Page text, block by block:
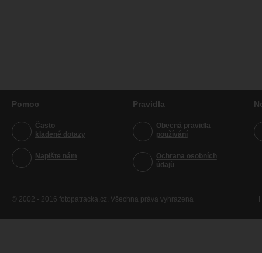
Pomoc
Často
kladené dotazy
Napište nám
Pravidla
Obecná pravidla
používání
Ochrana osobních
údajů
© 2002 - 2016 fotopatracka.cz. Všechna práva vyhrazena